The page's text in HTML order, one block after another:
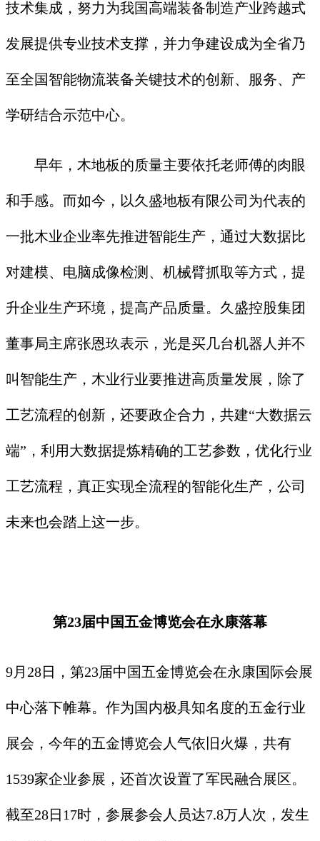
技术集成，努力为我国高端装备制造产业跨越式
发展提供专业技术支撑，并力争建设成为全省乃
至全国智能物流装备关键技术的创新、服务、产
学研结合示范中心。
早年，木地板的质量主要依托老师傅的肉眼
和手感。而如今，以久盛地板有限公司为代表的
一批木业企业率先推进智能生产，通过大数据比
对建模、电脑成像检测、机械臂抓取等方式，提
升企业生产环境，提高产品质量。久盛控股集团
董事局主席张恩玖表示，光是买几台机器人并不
叫智能生产，木业行业要推进高质量发展，除了
工艺流程的创新，还要政企合力，共建“大数据云
端”，利用大数据提炼精确的工艺参数，优化行业
工艺流程，真正实现全流程的智能化生产，公司
未来也会踏上这一步。
第23届中国五金博览会在永康落幕
9月28日，第23届中国五金博览会在永康国际会展
中心落下帷幕。作为国内极具知名度的五金行业
展会，今年的五金博览会人气依旧火爆，共有
1539家企业参展，还首次设置了军民融合展区。
截至28日17时，参展参会人员达7.8万人次，发生